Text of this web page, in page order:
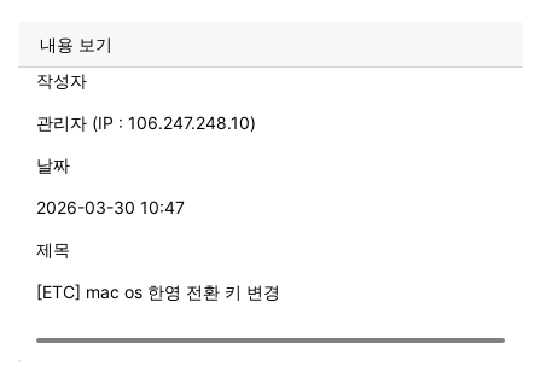
내용 보기
작성자
관리자 (IP : 106.247.248.10)
날짜
2026-03-30 10:47
제목
[ETC] mac os 한영 전환 키 변경